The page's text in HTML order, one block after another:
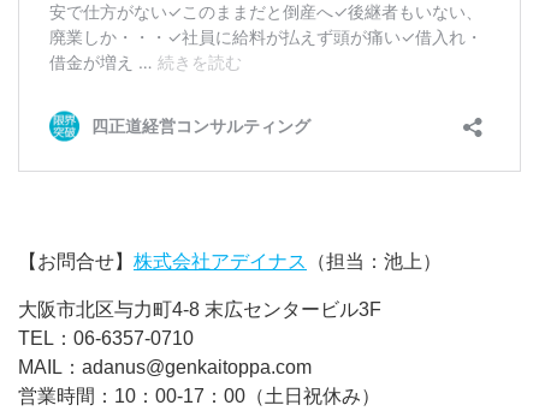
【お問合せ】 株式会社アデイナス （担当：池上）
大阪市北区与力町4-8 末広センタービル3F
TEL：06-6357-0710
MAIL：adanus@genkaitoppa.com
営業時間：10：00-17：00（土日祝休み）